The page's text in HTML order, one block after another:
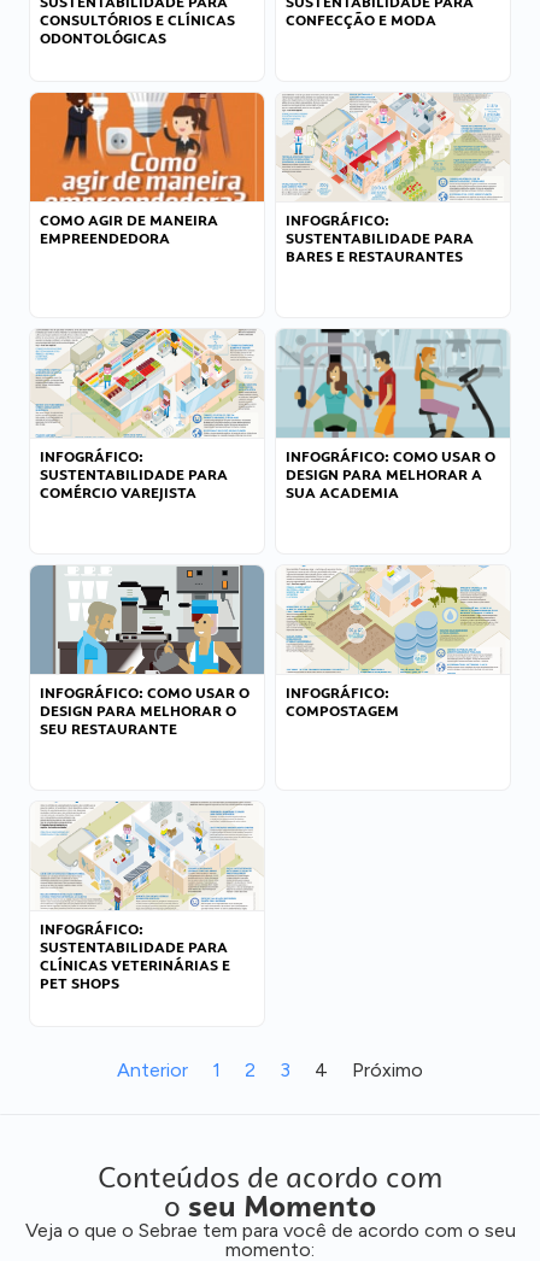
CONSULTÓRIOS E CLÍNICAS
ODONTOLÓGICAS
CONFECÇÃO E MODA
COMO AGIR DE MANEIRA
EMPREENDEDORA
INFOGRÁFICO:
SUSTENTABILIDADE PARA
BARES E RESTAURANTES
INFOGRÁFICO:
SUSTENTABILIDADE PARA
COMÉRCIO VAREJISTA
INFOGRÁFICO: COMO USAR O
DESIGN PARA MELHORAR A
SUA ACADEMIA
INFOGRÁFICO: COMO USAR O
DESIGN PARA MELHORAR O
SEU RESTAURANTE
INFOGRÁFICO:
COMPOSTAGEM
INFOGRÁFICO:
SUSTENTABILIDADE PARA
CLÍNICAS VETERINÁRIAS E
PET SHOPS
Anterior 1 2 3 4 Próximo
Conteúdos de acordo com
o seu Momento
Veja o que o Sebrae tem para você de acordo com o seu
momento: